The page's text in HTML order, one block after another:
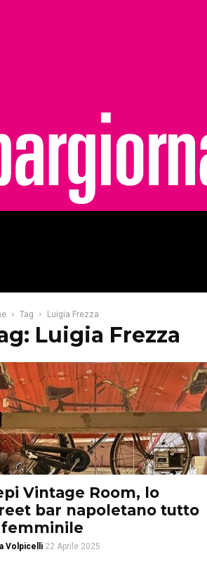
Tag Luigia Frezza
Luigia Frezza
Vintage Room, lo
bar napoletano tutto
femminile
Volpicelli 22 Aprile 2025